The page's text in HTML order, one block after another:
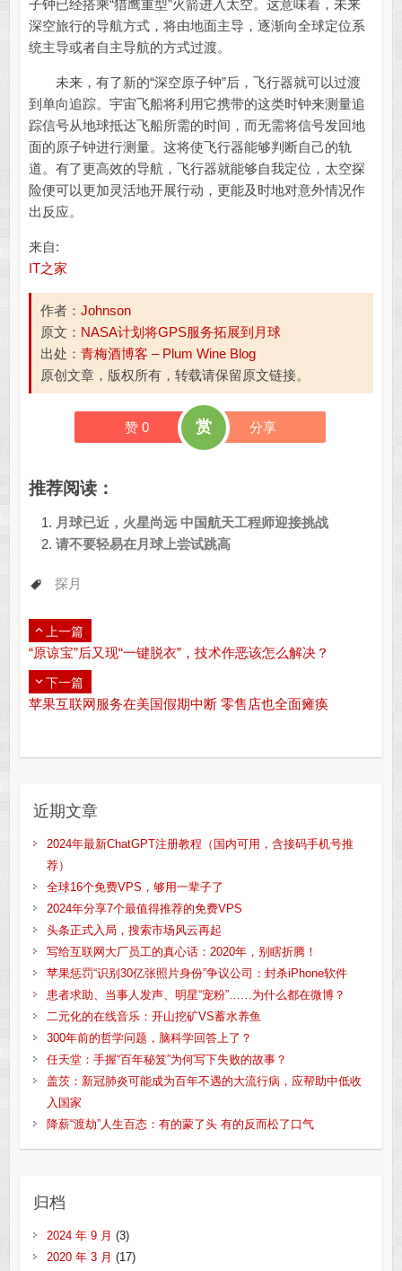
子钟已经搭乘“猎鹰重型”火箭进入太空。这意味着，未来
深空旅行的导航方式，将由地面主导，逐渐向全球定位系
统主导或者自主导航的方式过渡。
未来，有了新的“深空原子钟”后，飞行器就可以过渡
到单向追踪。宇宙飞船将利用它携带的这类时钟来测量追
踪信号从地球抵达飞船所需的时间，而无需将信号发回地
面的原子钟进行测量。这将使飞行器能够判断自己的轨
道。有了更高效的导航，飞行器就能够自我定位，太空探
险便可以更加灵活地开展行动，更能及时地对意外情况作
出反应。
来自:
IT之家
作者： Johnson
原文： NASA计划将GPS服务拓展到月球
出处： 青梅酒博客 – Plum Wine Blog
原创文章，版权所有，转载请保留原文链接。
赞 0 赏 分享
推荐阅读：
月球已近，火星尚远 中国航天工程师迎接挑战
请不要轻易在月球上尝试跳高
探月
上一篇
“原谅宝”后又现“一键脱衣”，技术作恶该怎么解决？
下一篇
苹果互联网服务在美国假期中断 零售店也全面瘫痪
近期文章
2024年最新ChatGPT注册教程（国内可用，含接码手机号推
荐）
全球16个免费VPS，够用一辈子了
2024年分享7个最值得推荐的免费VPS
头条正式入局，搜索市场风云再起
写给互联网大厂员工的真心话：2020年，别瞎折腾！
苹果惩罚“识别30亿张照片身份”争议公司：封杀iPhone软件
患者求助、当事人发声、明星“宠粉”……为什么都在微博？
二元化的在线音乐：开山挖矿VS蓄水养鱼
300年前的哲学问题，脑科学回答上了？
任天堂：手握“百年秘笈”为何写下失败的故事？
盖茨：新冠肺炎可能成为百年不遇的大流行病，应帮助中低收
入国家
降薪“渡劫”人生百态：有的蒙了头 有的反而松了口气
归档
2024 年 9 月 (3)
2020 年 3 月 (17)